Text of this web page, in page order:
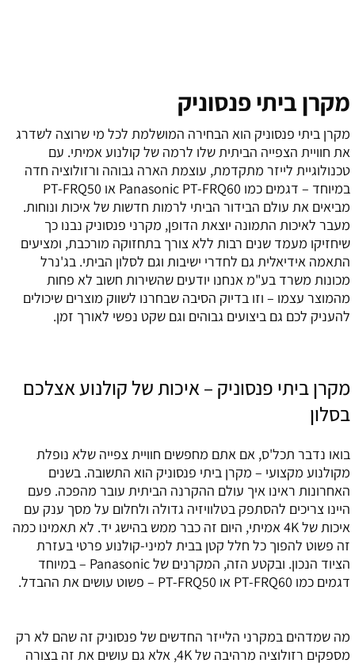
מקרן ביתי פנסוניק
מקרן ביתי פנסוניק הוא הבחירה המושלמת לכל מי שרוצה לשדרג
את חוויית הצפייה הביתית שלו לרמה של קולנוע אמיתי. עם
טכנולוגיית לייזר מתקדמת, עוצמת הארה גבוהה ורזולוציה חדה
במיוחד – דגמים כמו Panasonic PT-FRQ60 או PT-FRQ50
מביאים את עולם הבידור הביתי לרמות חדשות של איכות ונוחות.
מעבר לאיכות התמונה יוצאת הדופן, מקרני פנסוניק נבנו כך
שיחזיקו מעמד שנים רבות ללא צורך בתחזוקה מורכבת, ומציעים
התאמה אידיאלית גם לחדרי ישיבות וגם לסלון הביתי. בג'נרל
מכונות משרד בע"מ אנחנו יודעים שהשירות חשוב לא פחות
מהמוצר עצמו – וזו בדיוק הסיבה שבחרנו לשווק מוצרים שיכולים
להעניק לכם גם ביצועים גבוהים וגם שקט נפשי לאורך זמן.
מקרן ביתי פנסוניק – איכות של קולנוע אצלכם
בסלון
בואו נדבר תכל'ס, אם אתם מחפשים חוויית צפייה שלא נופלת
מקולנוע מקצועי – מקרן ביתי פנסוניק הוא התשובה. בשנים
האחרונות ראינו איך עולם ההקרנה הביתית עובר מהפכה. פעם
היינו צריכים להסתפק בטלוויזיה גדולה ולחלום על מסך ענק עם
איכות של 4K אמיתי, היום זה כבר ממש בהישג יד. לא תאמינו כמה
זה פשוט להפוך כל חלל קטן בבית למיני-קולנוע פרטי בעזרת
הציוד הנכון. ובקטע הזה, המקרנים של Panasonic – במיוחד
דגמים כמו PT-FRQ60 או PT-FRQ50 – פשוט עושים את ההבדל.
מה שמדהים במקרני הלייזר החדשים של פנסוניק זה שהם לא רק
מספקים רזולוציה מרהיבה של 4K, אלא גם עושים את זה בצורה